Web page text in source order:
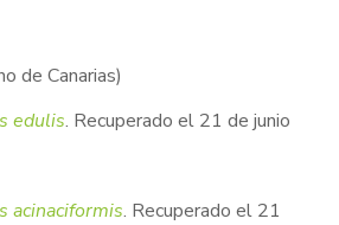
de Canarias)
edulis. Recuperado el 21 de junio
acinaciformis. Recuperado el 21